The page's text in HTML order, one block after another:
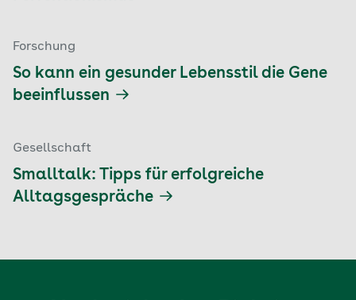
Forschung
So kann ein gesunder Lebensstil die Gene
beeinflussen
Gesellschaft
Smalltalk: Tipps für erfolgreiche
Alltagsgespräche